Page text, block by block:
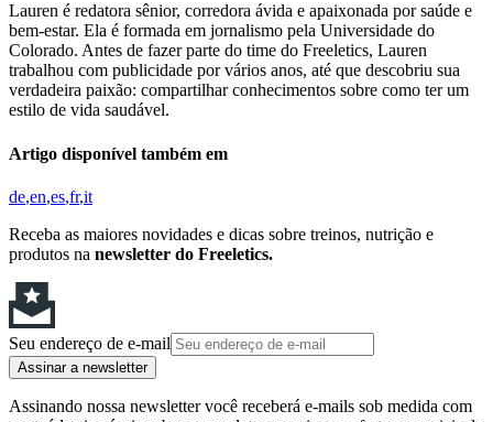
Lauren é redatora sênior, corredora ávida e apaixonada por saúde e
bem-estar. Ela é formada em jornalismo pela Universidade do
Colorado. Antes de fazer parte do time do Freeletics, Lauren
trabalhou com publicidade por vários anos, até que descobriu sua
verdadeira paixão: compartilhar conhecimentos sobre como ter um
estilo de vida saudável.
Artigo disponível também em
de en es fr it
Receba as maiores novidades e dicas sobre treinos, nutrição e
produtos na newsletter do Freeletics.
Seu endereço de e-mail
Assinar a newsletter
Assinando nossa newsletter você receberá e-mails sob medida com